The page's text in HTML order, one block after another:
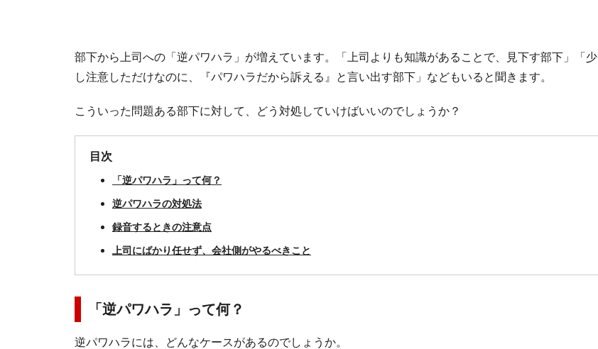
部下から上司への「逆パワハラ」が増えています。「上司よりも知識があることで、見下す部下」「少
し注意しただけなのに、『パワハラだから訴える』と言い出す部下」などもいると聞きます。
こういった問題ある部下に対して、どう対処していけばいいのでしょうか？
目次
「逆パワハラ」って何？
逆パワハラの対処法
録音するときの注意点
上司にばかり任せず、会社側がやるべきこと
「逆パワハラ」って何？
逆パワハラには、どんなケースがあるのでしょうか。